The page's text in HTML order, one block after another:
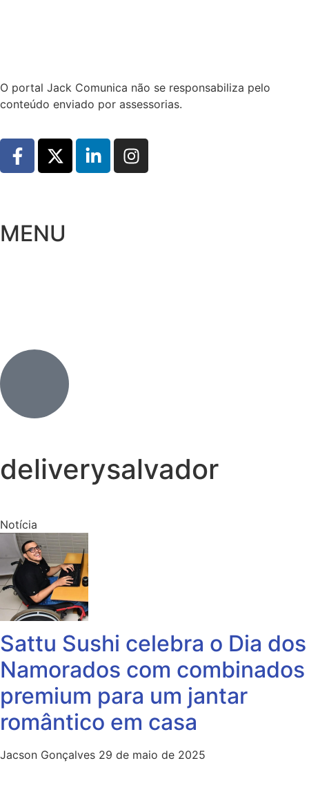
O portal Jack Comunica não se responsabiliza pelo
conteúdo enviado por assessorias.
MENU
deliverysalvador
Notícia
Sattu Sushi celebra o Dia dos
Namorados com combinados
premium para um jantar
romântico em casa
Jacson Gonçalves 29 de maio de 2025